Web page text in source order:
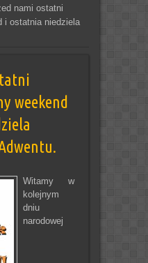
nami ostatni
i ostatnia niedziela
weekend
Witamy w
kolejnym
dniu
narodowej